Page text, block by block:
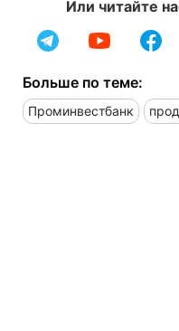
Или читайте
Больше по теме:
Проминвестбанк